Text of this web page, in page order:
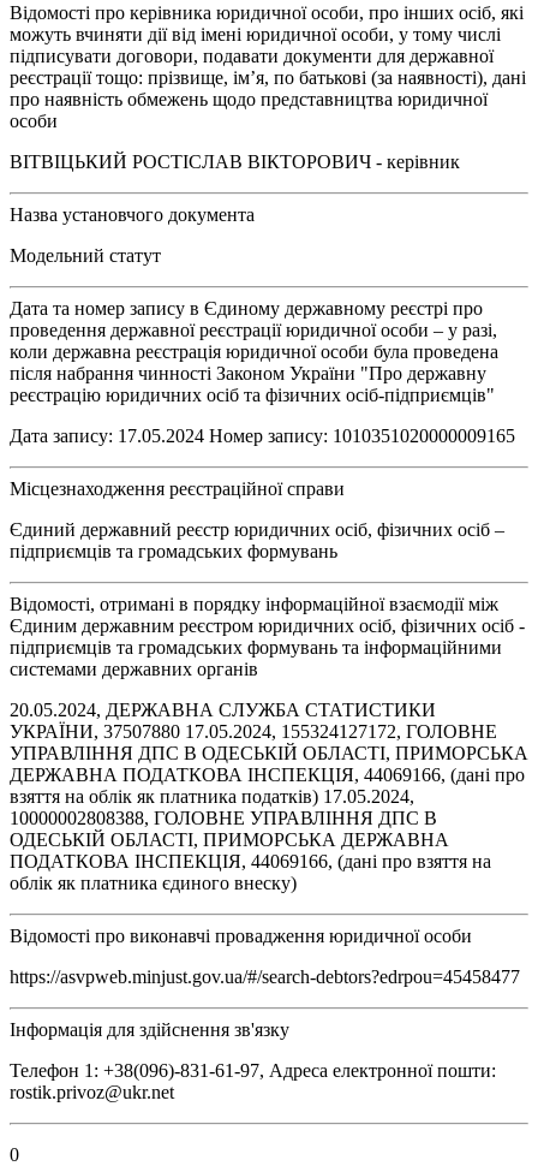
Відомості про керівника юридичної особи, про інших осіб, які
можуть вчиняти дії від імені юридичної особи, у тому числі
підписувати договори, подавати документи для державної
реєстрації тощо: прізвище, ім’я, по батькові (за наявності), дані
про наявність обмежень щодо представництва юридичної
особи
ВІТВІЦЬКИЙ РОСТІСЛАВ ВІКТОРОВИЧ - керівник
Назва установчого документа
Модельний статут
Дата та номер запису в Єдиному державному реєстрі про
проведення державної реєстрації юридичної особи – у разі,
коли державна реєстрація юридичної особи була проведена
після набрання чинності Законом України "Про державну
реєстрацію юридичних осіб та фізичних осіб-підприємців"
Дата запису: 17.05.2024 Номер запису: 1010351020000009165
Місцезнаходження реєстраційної справи
Єдиний державний реєстр юридичних осіб, фізичних осіб –
підприємців та громадських формувань
Відомості, отримані в порядку інформаційної взаємодії між
Єдиним державним реєстром юридичних осіб, фізичних осіб -
підприємців та громадських формувань та інформаційними
системами державних органів
20.05.2024, ДЕРЖАВНА СЛУЖБА СТАТИСТИКИ
УКРАЇНИ, 37507880 17.05.2024, 155324127172, ГОЛОВНЕ
УПРАВЛІННЯ ДПС В ОДЕСЬКІЙ ОБЛАСТІ, ПРИМОРСЬКА
ДЕРЖАВНА ПОДАТКОВА ІНСПЕКЦІЯ, 44069166, (дані про
взяття на облік як платника податків) 17.05.2024,
10000002808388, ГОЛОВНЕ УПРАВЛІННЯ ДПС В
ОДЕСЬКІЙ ОБЛАСТІ, ПРИМОРСЬКА ДЕРЖАВНА
ПОДАТКОВА ІНСПЕКЦІЯ, 44069166, (дані про взяття на
облік як платника єдиного внеску)
Відомості про виконавчі провадження юридичної особи
https://asvpweb.minjust.gov.ua/#/search-debtors?edrpou=45458477
Інформація для здійснення зв'язку
Телефон 1: +38(096)-831-61-97, Адреса електронної пошти:
rostik.privoz@ukr.net
0